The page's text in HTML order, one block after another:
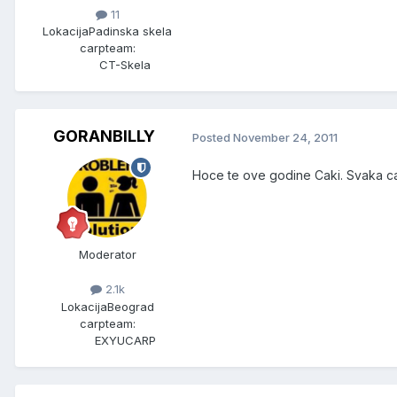
11
LokacijaPadinska skela
carpteam:
CT-Skela
GORANBILLY
Moderator
2.1k
LokacijaBeograd
carpteam:
EXYUCARP
Posted November 24, 2011
Hoce te ove godine Caki. Svaka